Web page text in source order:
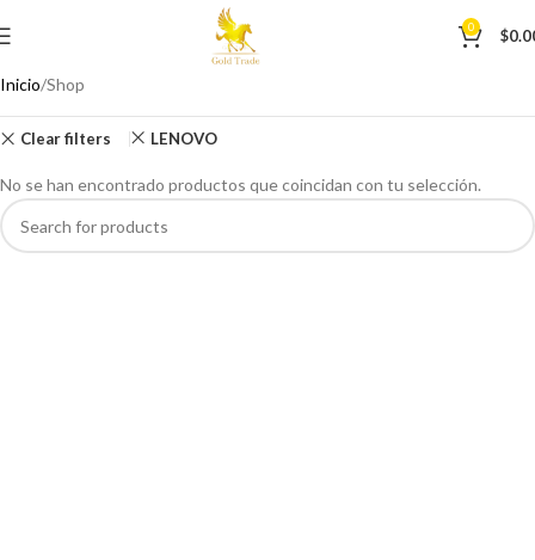
0 $
Inicio Shop
Clear filters LENOVO
No se han encontrado productos que coincidan con tu selección.